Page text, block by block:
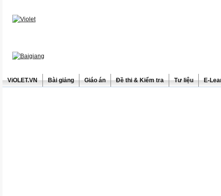
ViOLET.VN Bài giảng Giáo án Đề thi & Kiểm tra Tư liệu E-